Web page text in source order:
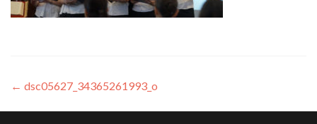
← dsc05627_34365261993_o